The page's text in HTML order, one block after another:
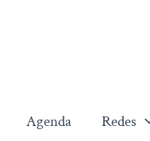
Agenda Redes